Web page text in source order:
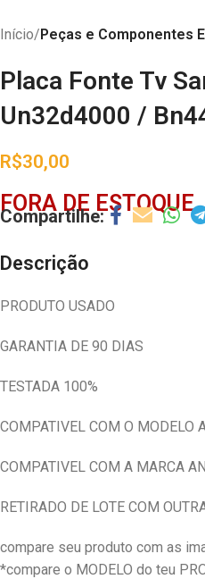
Início Peças e Componentes
Placa Fonte Tv
Un32d4000 /
R$30,00
FORA DE ESTOQUE
Descrição
PRODUTO USADO
GARANTIA DE 90 DIAS
TESTADA 100%
COMPATIVEL COM O MODELO
COMPATIVEL COM A MARCA
RETIRADO DE LOTE COM
compare seu produto com as
*compare o MODELO do teu